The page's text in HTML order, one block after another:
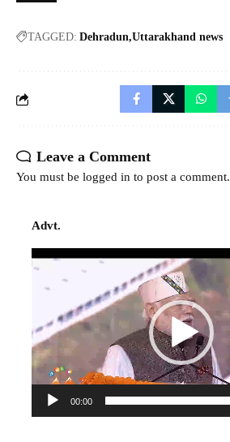
TAGGED: Dehradun Uttarakhand news
Leave a Comment
You must be logged in to post a comment.
Advt.
Video
00:00